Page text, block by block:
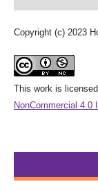
Copyright (c) 2023
This work is
NonCommercial 4.0